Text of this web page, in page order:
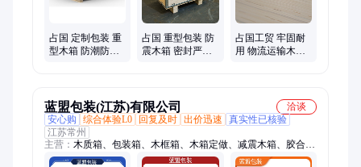
占国 定制包装 重
型木箱 防潮防损
占国 重型包装 防
震木箱 密封严实
占国工贸 牢固耐
用 物流运输木箱
蓝盟包装(江苏)有限公司
洽谈
安心购
综合体验L0 回复及时 出价迅速
真实性已核验
江苏常州
主营： 木质箱、包装箱、木框箱、木箱定做、减震木箱、胶合板
木箱、钢带物流木箱、物流包装木箱、木质托盘、熏蒸托盘、欧